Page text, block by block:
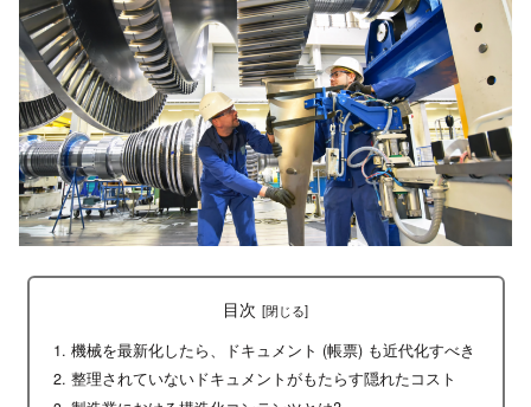
目次
機械を最新化したら、ドキュメント (帳票) も近代化すべき
整理されていないドキュメントがもたらす隠れたコスト